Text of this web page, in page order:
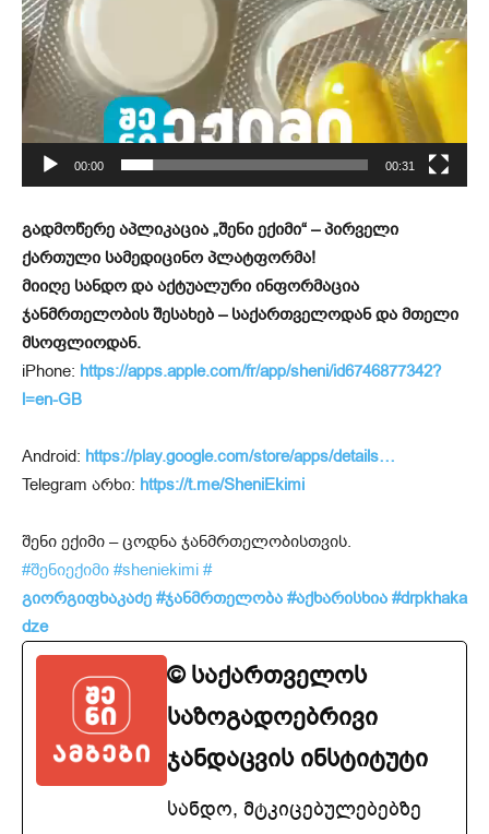
00:00 00:31
გადმოწერე აპლიკაცია „შენი ექიმი“ – პირველი
ქართული სამედიცინო პლატფორმა!
მიიღე სანდო და აქტუალური ინფორმაცია
ჯანმრთელობის შესახებ – საქართველოდან და მთელი
მსოფლიოდან.
iPhone: https://apps.apple.com/fr/app/sheni/id6746877342?
l=en-GB
Android: https://play.google.com/store/apps/details…
Telegram არხი: https://t.me/SheniEkimi
შენი ექიმი – ცოდნა ჯანმრთელობისთვის.
#შენიექიმი #sheniekimi #
გიორგიფხაკაძე #ჯანმრთელობა #აქხარისხია #drpkhaka
dze
© საქართველოს
საზოგადოებრივი
ჯანდაცვის ინსტიტუტი
სანდო, მტკიცებულებებზე